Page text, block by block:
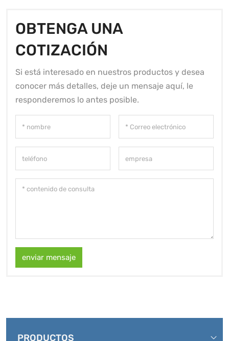
OBTENGA UNA
COTIZACIÓN
Si está interesado en nuestros productos y desea
conocer más detalles, deje un mensaje aquí, le
responderemos lo antes posible.
enviar mensaje
PRODUCTOS